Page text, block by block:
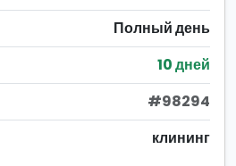
Полный день
10 дней
#98294
клининг